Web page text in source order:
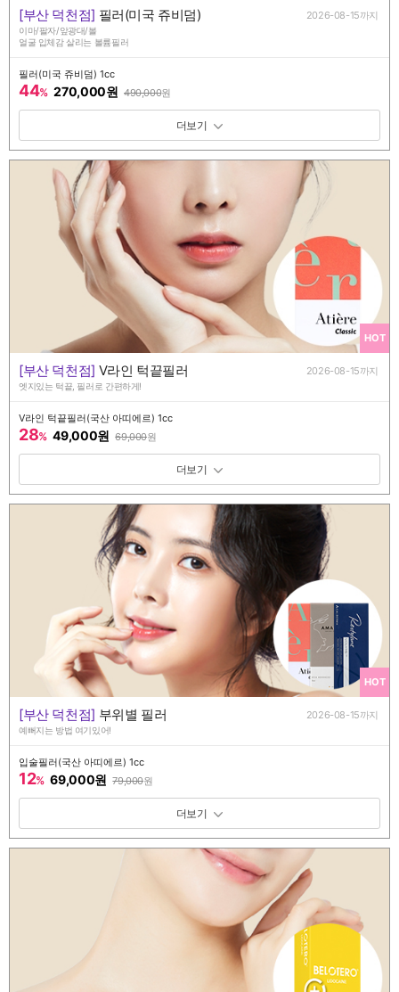
[부산 덕천점] 필러(미국 쥬비덤) 2026-08-15까지
이마/팔자/앞광대/볼
얼굴 입체감 살리는 볼륨필러
필러(미국 쥬비덤) 1cc
44% 270,000원 490,000원
패키지 보기 토글
HOT
[부산 덕천점] V라인 턱끝필러 2026-08-15까지
엣지있는 턱끝, 필러로 간편하게!
V라인 턱끝필러(국산 아띠에르) 1cc
28% 49,000원 69,000원
패키지 보기 토글
HOT
[부산 덕천점] 부위별 필러 2026-08-15까지
예뻐지는 방법 여기있어!
입술필러(국산 아띠에르) 1cc
12% 69,000원 79,000원
패키지 보기 토글